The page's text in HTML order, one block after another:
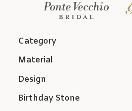
Category
Material
Design
Birthday Stone